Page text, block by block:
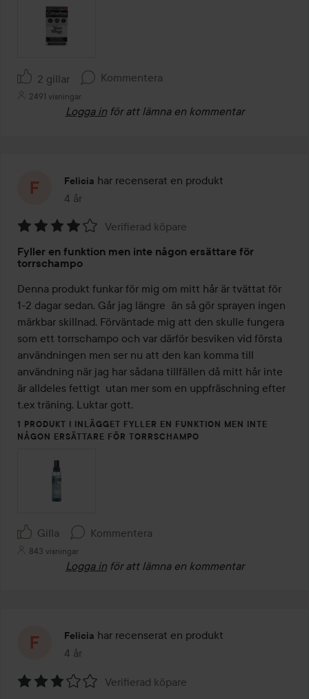
2 gillar Kommentera
2491 visningar
Logga in för att lämna en kommentar
Felicia har recenserat en produkt
4 år
Inlägget skapades 4 år
4
5
Verifierad köpare
Fyller en funktion men inte någon ersättare för
torrschampo
Denna produkt funkar för mig om mitt hår är tvättat för
1-2 dagar sedan. Går jag längre  än så gör sprayen ingen
märkbar skillnad. Förväntade mig att den skulle fungera
som ett torrschampo och var därför besviken vid första
användningen men ser nu att den kan komma till
användning när jag har sådana tillfällen då mitt hår inte
är alldeles fettigt  utan mer som en uppfräschning efter
t.ex träning. Luktar gott.
1 PRODUKT I INLÄGGET FYLLER EN FUNKTION MEN INTE
NÅGON ERSÄTTARE FÖR TORRSCHAMPO
Gilla Kommentera
843 visningar
Logga in för att lämna en kommentar
Felicia har recenserat en produkt
4 år
Inlägget skapades 4 år
Verifierad köpare